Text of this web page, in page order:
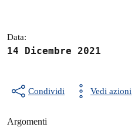
Data:
14 Dicembre 2021
Condividi Vedi azioni
Argomenti